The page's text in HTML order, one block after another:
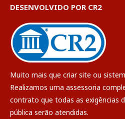
DESENVOLVIDO POR CR2
Muito mais que criar site ou
Realizamos uma assessoria
contrato que todas as exigências
pública serão atendidas.